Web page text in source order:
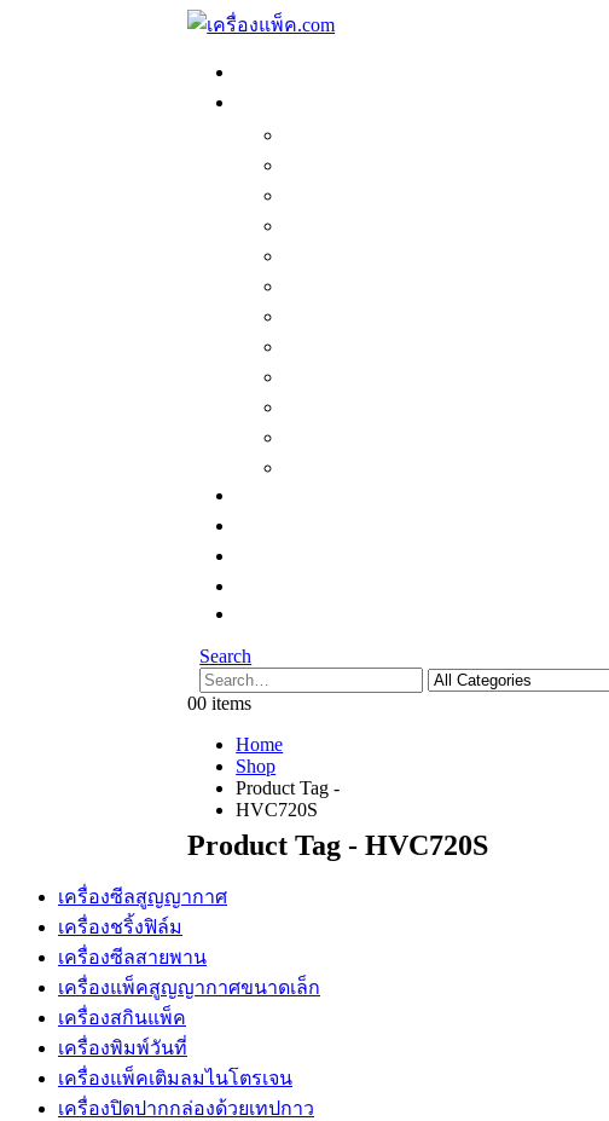
Search
00 items
Home
Shop
Product Tag -
HVC720S
Product Tag - HVC720S
เครื่องซีลสูญญากาศ
เครื่องชริ้งฟิล์ม
เครื่องซีลสายพาน
เครื่องแพ็คสูญญากาศขนาดเล็ก
เครื่องสกินแพ็ค
เครื่องพิมพ์วันที่
เครื่องแพ็คเติมลมไนโตรเจน
เครื่องปิดปากกล่องด้วยเทปกาว